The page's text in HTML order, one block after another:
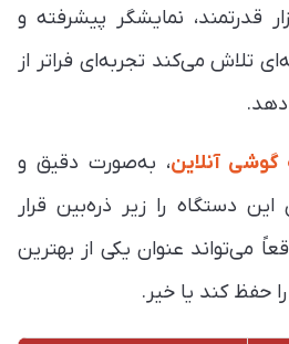
قدرتمند، نمایشگر پیشرفته و
تلاش می‌کند تجربه‌ای فراتر از
دهد.
گوشی آنلاین، به‌صورت دقیق و
دستگاه را زیر ذره‌بین قرار
می‌تواند عنوان یکی از بهترین
حفظ کند یا خیر.